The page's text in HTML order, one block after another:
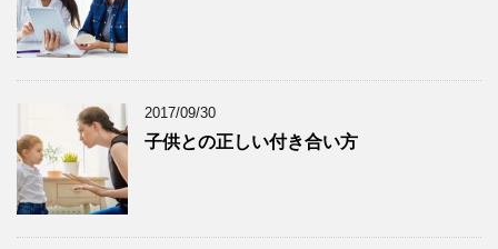
2017/09/30
子供との正しい付き合い方